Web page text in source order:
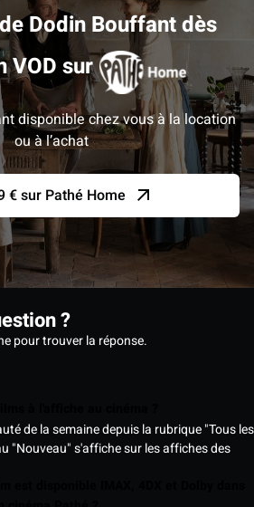
Dodin Bouffant dès
VOD sur
disponible chez vous à la location
ou à l’achat
€ sur Pathé Home
?
pour trouver la réponse.
de la semaine depuis la rubrique "Tous les
"Nouveau" s'affiche sur les affiches des